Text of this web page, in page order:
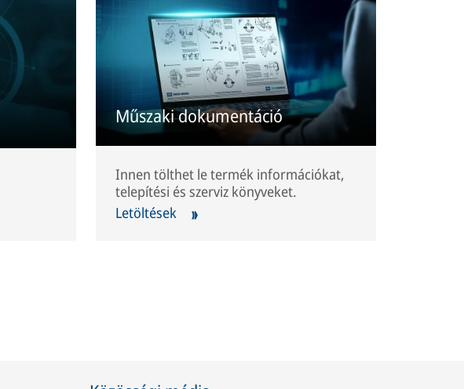
Műszaki dokumentáció
Innen tölthet le termék információkat,
telepítési és szerviz könyveket.
Letöltések